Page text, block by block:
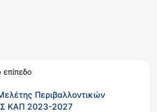
επίπεδο
Περιβαλλοντικών
ΚΑΠ 2023-2027